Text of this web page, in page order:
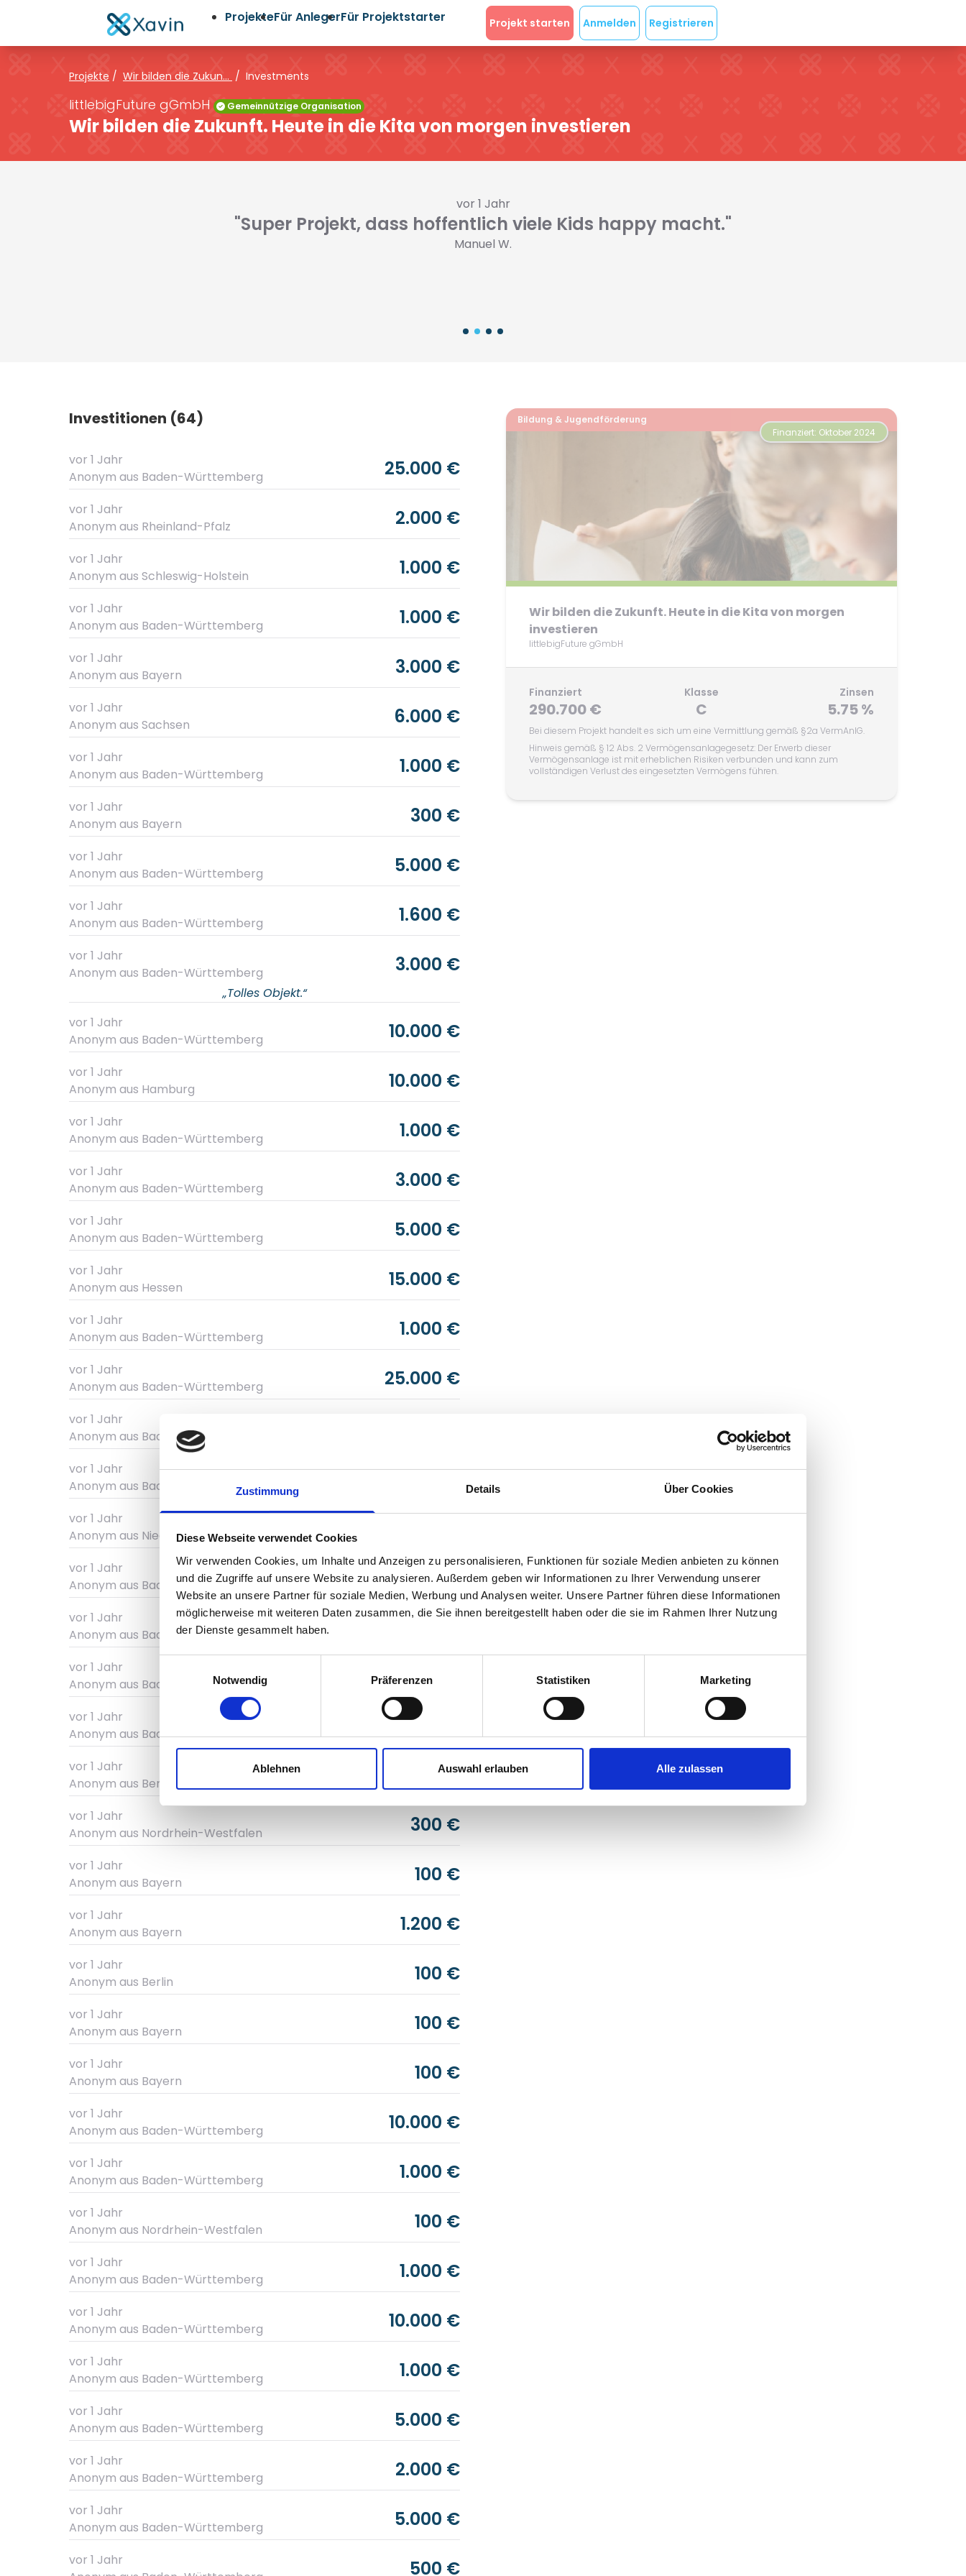
Zustimmung Details Über Cookies
Diese Webseite verwendet Cookies
Wir verwenden Cookies, um Inhalte und Anzeigen zu personalisieren, Funktionen für soziale Medien anbieten zu können
und die Zugriffe auf unsere Website zu analysieren. Außerdem geben wir Informationen zu Ihrer Verwendung unserer
Website an unsere Partner für soziale Medien, Werbung und Analysen weiter. Unsere Partner führen diese Informationen
möglicherweise mit weiteren Daten zusammen, die Sie ihnen bereitgestellt haben oder die sie im Rahmen Ihrer Nutzung
der Dienste gesammelt haben.
Notwendig
Präferenzen Statistiken Marketing
Ablehnen Auswahl erlauben Alle zulassen
ProjekteFür AnlegerFür Projektstarter Projekt starten Anmelden Registrieren
Projekte / Wir bilden die Zukun... / Investments
littlebigFuture gGmbH Gemeinnützige Organisation
Wir bilden die Zukunft. Heute in die Kita von morgen investieren
vor 1 Jahr
"Super Projekt, dass hoffentlich viele Kids happy macht."
Manuel W.
Investitionen (64)
vor 1 Jahr
Anonym aus Baden-Württemberg 25.000 €
vor 1 Jahr
Anonym aus Rheinland-Pfalz 2.000 €
vor 1 Jahr
Anonym aus Schleswig-Holstein 1.000 €
vor 1 Jahr
Anonym aus Baden-Württemberg 1.000 €
vor 1 Jahr
Anonym aus Bayern 3.000 €
vor 1 Jahr
Anonym aus Sachsen 6.000 €
vor 1 Jahr
Anonym aus Baden-Württemberg 1.000 €
vor 1 Jahr
Anonym aus Bayern 300 €
vor 1 Jahr
Anonym aus Baden-Württemberg 5.000 €
vor 1 Jahr
Anonym aus Baden-Württemberg 1.600 €
vor 1 Jahr
Anonym aus Baden-Württemberg 3.000 €
„Tolles Objekt.“
vor 1 Jahr
Anonym aus Baden-Württemberg 10.000 €
vor 1 Jahr
Anonym aus Hamburg 10.000 €
vor 1 Jahr
Anonym aus Baden-Württemberg 1.000 €
vor 1 Jahr
Anonym aus Baden-Württemberg 3.000 €
vor 1 Jahr
Anonym aus Baden-Württemberg 5.000 €
vor 1 Jahr
Anonym aus Hessen 15.000 €
vor 1 Jahr
Anonym aus Baden-Württemberg 1.000 €
vor 1 Jahr
Anonym aus Baden-Württemberg 25.000 €
vor 1 Jahr
Anonym aus Baden-Württemberg
vor 1 Jahr
Anonym aus Baden-Württemberg 25.000 €
vor 1 Jahr
Anonym aus Niedersachsen
vor 1 Jahr
Anonym aus Baden-Württemberg 25.000 €
vor 1 Jahr
Anonym aus Baden-Württemberg 10.000 €
vor 1 Jahr
Anonym aus Baden-Württemberg 1.000 €
vor 1 Jahr
Anonym aus Baden-Württemberg 25.000 €
vor 1 Jahr
Anonym aus Berlin 500 €
vor 1 Jahr
Anonym aus Nordrhein-Westfalen 300 €
vor 1 Jahr
Anonym aus Bayern 100 €
vor 1 Jahr
Anonym aus Bayern 1.200 €
vor 1 Jahr
Anonym aus Berlin 100 €
vor 1 Jahr
Anonym aus Bayern 100 €
vor 1 Jahr
Anonym aus Bayern 100 €
vor 1 Jahr
Anonym aus Baden-Württemberg 10.000 €
vor 1 Jahr
Anonym aus Baden-Württemberg 1.000 €
vor 1 Jahr
Anonym aus Nordrhein-Westfalen 100 €
vor 1 Jahr
Anonym aus Baden-Württemberg 1.000 €
vor 1 Jahr
Anonym aus Baden-Württemberg 10.000 €
vor 1 Jahr
Anonym aus Baden-Württemberg 1.000 €
vor 1 Jahr
Anonym aus Baden-Württemberg 5.000 €
vor 1 Jahr
Anonym aus Baden-Württemberg 2.000 €
vor 1 Jahr
Anonym aus Baden-Württemberg 5.000 €
vor 1 Jahr
500 €
Bildung & Jugendförderung
Finanziert: Oktober 2024
Wir bilden die Zukunft. Heute in die Kita von morgen
investieren
littlebigFuture gGmbH
Finanziert
290.700 €
Klasse
C
Zinsen
5.75 %
Bei diesem Projekt handelt es sich um eine Vermittlung gemäß §2a VermAnlG.
Hinweis gemäß § 12 Abs. 2 Vermögensanlagegesetz: Der Erwerb dieser
Vermögensanlage ist mit erheblichen Risiken verbunden und kann zum
vollständigen Verlust des eingesetzten Vermögens führen.